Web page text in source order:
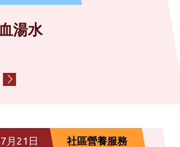
湯水
月21日 社區營養服務